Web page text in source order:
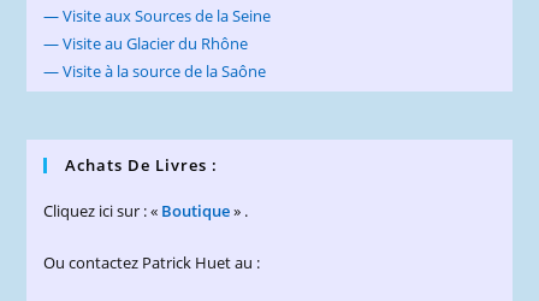
— Visite aux Sources de la Seine
— Visite au Glacier du Rhône
— Visite à la source de la Saône
Achats De Livres :
Cliquez ici sur : « Boutique» .
Ou contactez Patrick Huet au :